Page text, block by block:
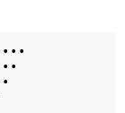
• • •
• •
•